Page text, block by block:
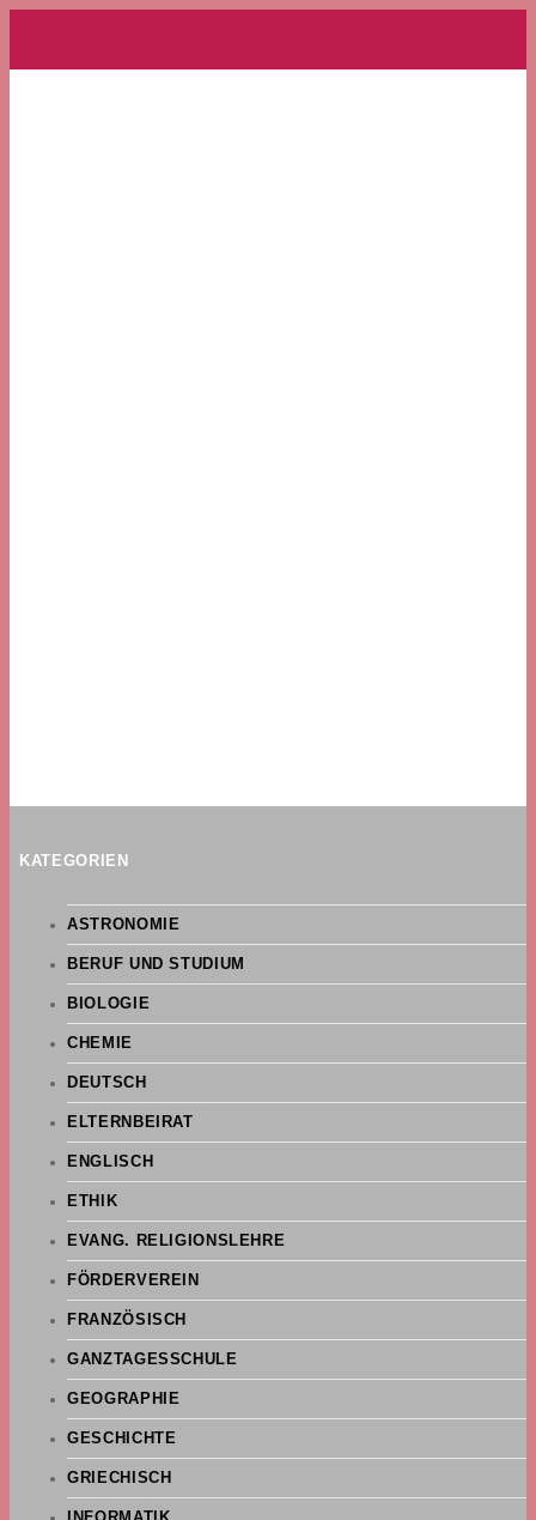
KATEGORIEN
ASTRONOMIE
BERUF UND STUDIUM
BIOLOGIE
CHEMIE
DEUTSCH
ELTERNBEIRAT
ENGLISCH
ETHIK
EVANG. RELIGIONSLEHRE
FÖRDERVEREIN
FRANZÖSISCH
GANZTAGESSCHULE
GEOGRAPHIE
GESCHICHTE
GRIECHISCH